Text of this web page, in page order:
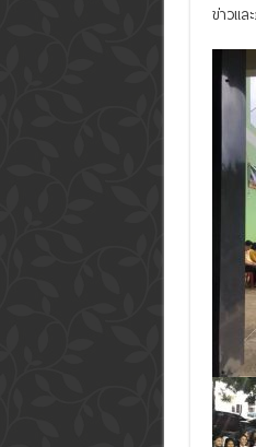
ข่าวแ